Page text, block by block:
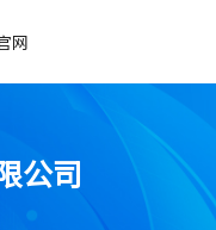
网
公司